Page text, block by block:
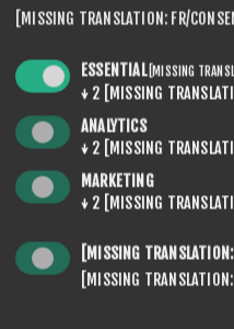
NOTE : Entrer le numéro
(e.g. GB 111 111 11)
[MISSING TRANSLATION: FR/
ESSENTIAL [MISSING
↓ 2
[MISSING
ANALYTICS
↓ 2
[MISSING
MARKETING
↓ 2 [MISSING
[MISSING
[MISSING